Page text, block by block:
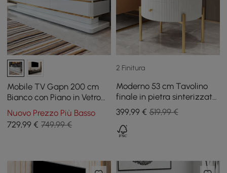
Mobile TV Gapn 200 cm
Bianco con Piano in Vetro
Temperato e 3 Cassetti
Nuovo Prezzo Più Basso
729,99 € 749,99 €
2 Finitura
Moderno 53 cm Tavolino
finale in pietra sinterizzata
scanalata bianca e oro con
2 cassetti
399,99€ 519,99 €